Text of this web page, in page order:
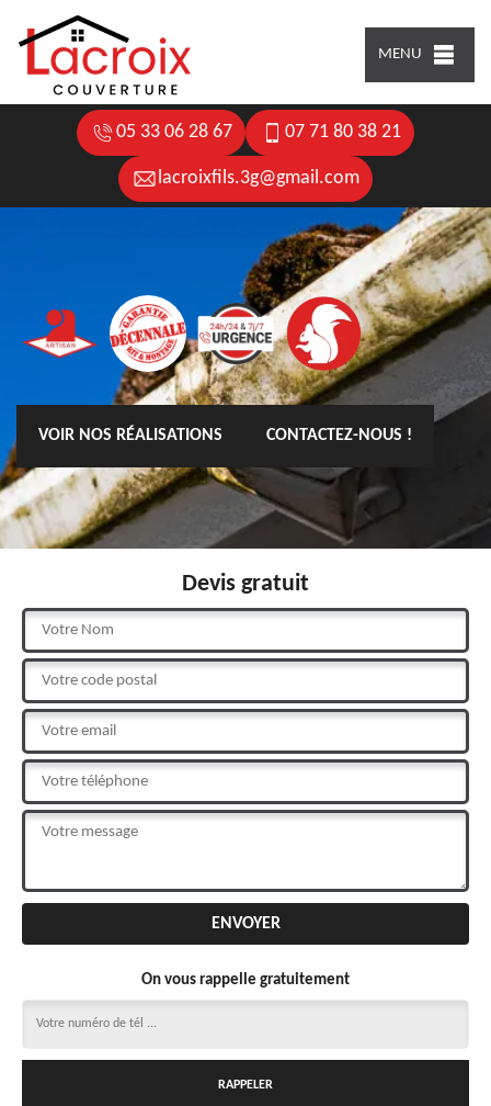
MENU
05 33 06 28 67 07 71 80 38 21
lacroixfils.3g@gmail.com
VOIR NOS RÉALISATIONS CONTACTEZ-NOUS !
Devis gratuit
On vous rappelle gratuitement